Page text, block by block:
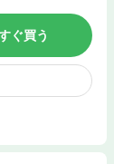
ぐ買う